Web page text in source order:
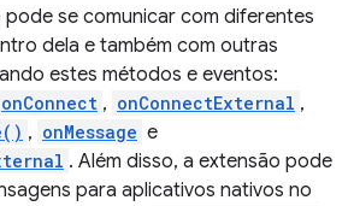
pode se comunicar com diferentes
dela e também com outras
estes métodos e eventos:
onConnect , onConnectExternal ,
, onMessage e
. Além disso, a extensão pode
para aplicativos nativos no